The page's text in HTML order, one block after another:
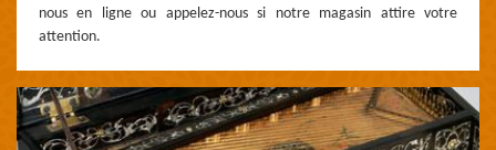
nous en ligne ou appelez-nous si notre magasin attire votre
attention.